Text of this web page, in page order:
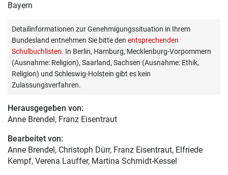
Bayern
Detailinformationen zur Genehmigungssituation in Ihrem
Bundesland entnehmen Sie bitte den entsprechenden
Schulbuchlisten. In Berlin, Hamburg, Mecklenburg-Vorpommern
(Ausnahme: Religion), Saarland, Sachsen (Ausnahme: Ethik,
Religion) und Schleswig-Holstein gibt es kein
Zulassungsverfahren.
Herausgegeben von:
Anne Brendel , Franz Eisentraut
Bearbeitet von:
Anne Brendel , Christoph Dürr, Franz Eisentraut, Elfriede
Kempf, Verena Lauffer, Martina Schmidt-Kessel